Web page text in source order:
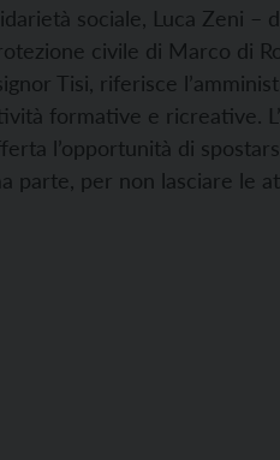
sociale, Luca Zeni –
civile di Marco di
Tisi, riferisce
formative e ricreative.
l’opportunità di
parte, per non lasciare le